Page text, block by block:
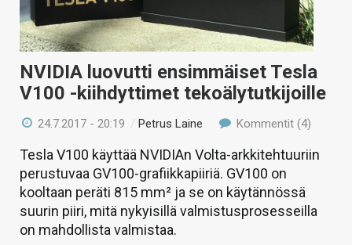
NVIDIA luovutti ensimmäiset Tesla
V100 -kiihdyttimet tekoälytutkijoille
24.7.2017 - 20:19 /Petrus Laine Kommentit (4)
Tesla V100 käyttää NVIDIAn Volta-arkkitehtuuriin
perustuvaa GV100-grafiikkapiiriä. GV100 on
kooltaan peräti 815 mm² ja se on käytännössä
suurin piiri, mitä nykyisillä valmistusprosesseilla
on mahdollista valmistaa.